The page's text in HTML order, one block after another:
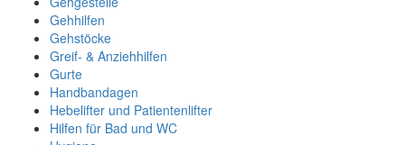
Gehhilfen
Gehstöcke
Greif- & Anziehhilfen
Gurte
Handbandagen
Hebelifter und Patientenlifter
Hilfen für Bad und WC